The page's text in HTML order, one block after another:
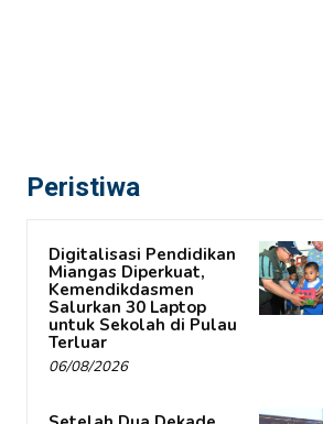
Peristiwa
Digitalisasi Pendidikan
Miangas Diperkuat,
Kemendikdasmen
Salurkan 30 Laptop
untuk Sekolah di Pulau
Terluar
06/08/2026